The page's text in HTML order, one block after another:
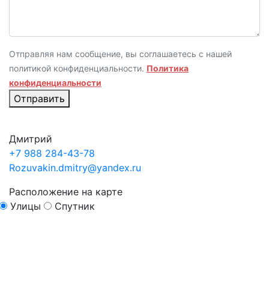
Отправляя нам сообщение, вы соглашаетесь с нашей
политикой конфиденциальности. Политика
конфиденциальности
Отправить
Дмитрий
+7 988 284-43-78
Rozuvakin.dmitry@yandex.ru
Расположение на карте
Улицы
Спутник